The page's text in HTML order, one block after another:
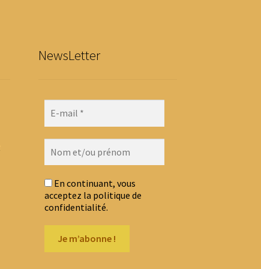
NewsLetter
En continuant, vous
acceptez la politique de
confidentialité.